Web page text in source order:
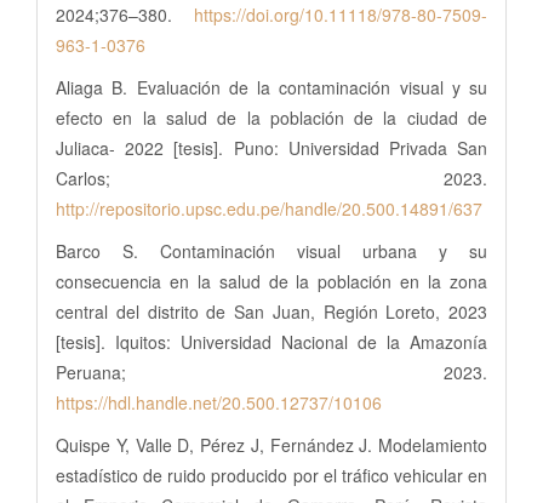
2024;376–380. https://doi.org/10.11118/978-80-7509-
963-1-0376
Aliaga B. Evaluación de la contaminación visual y su
efecto en la salud de la población de la ciudad de
Juliaca- 2022 [tesis]. Puno: Universidad Privada San
Carlos; 2023.
http://repositorio.upsc.edu.pe/handle/20.500.14891/637
Barco S. Contaminación visual urbana y su
consecuencia en la salud de la población en la zona
central del distrito de San Juan, Región Loreto, 2023
[tesis]. Iquitos: Universidad Nacional de la Amazonía
Peruana; 2023.
https://hdl.handle.net/20.500.12737/10106
Quispe Y, Valle D, Pérez J, Fernández J. Modelamiento
estadístico de ruido producido por el tráfico vehicular en